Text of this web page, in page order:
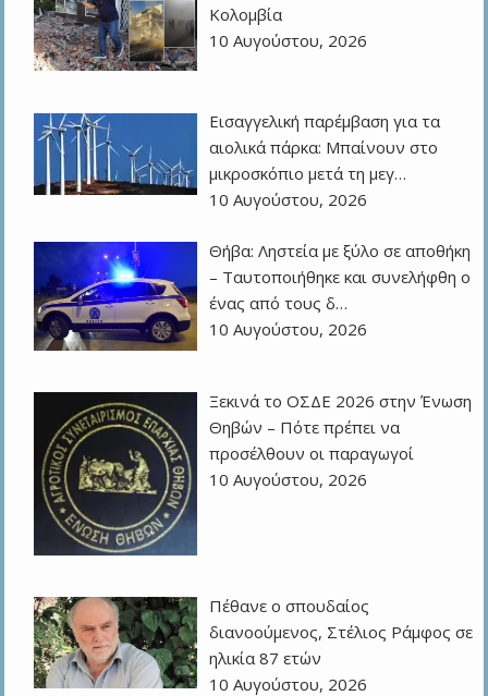
Κολομβία
10 Αυγούστου, 2026
Εισαγγελική παρέμβαση για τα
αιολικά πάρκα: Μπαίνουν στο
μικροσκόπιο μετά τη μεγ…
10 Αυγούστου, 2026
Θήβα: Ληστεία με ξύλο σε αποθήκη
– Ταυτοποιήθηκε και συνελήφθη ο
ένας από τους δ…
10 Αυγούστου, 2026
Ξεκινά το ΟΣΔΕ 2026 στην Ένωση
Θηβών – Πότε πρέπει να
προσέλθουν οι παραγωγοί
10 Αυγούστου, 2026
Πέθανε ο σπουδαίος
διανοούμενος, Στέλιος Ράμφος σε
ηλικία 87 ετών
10 Αυγούστου, 2026